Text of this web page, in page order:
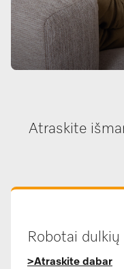
Atraskite
Robotai dulkių
>Atraskite dabar